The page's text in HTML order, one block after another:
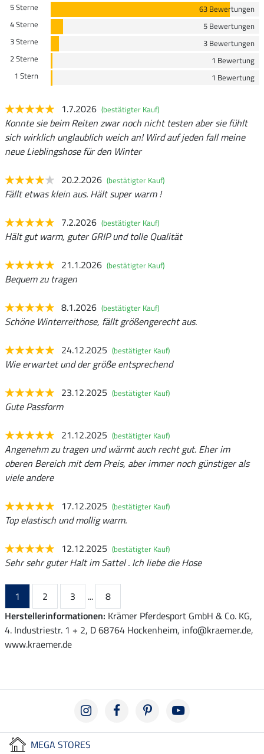
5 Sterne
63 Bewertungen
4 Sterne
5 Bewertungen
3 Sterne
3 Bewertungen
2 Sterne
1 Bewertung
1 Stern
1 Bewertung
1.7.2026 (bestätigter Kauf)
Konnte sie beim Reiten zwar noch nicht testen aber sie fühlt
sich wirklich unglaublich weich an! Wird auf jeden fall meine
neue Lieblingshose für den Winter
20.2.2026 (bestätigter Kauf)
Fällt etwas klein aus. Hält super warm !
7.2.2026 (bestätigter Kauf)
Hält gut warm, guter GRIP und tolle Qualität
21.1.2026 (bestätigter Kauf)
Bequem zu tragen
8.1.2026 (bestätigter Kauf)
Schöne Winterreithose, fällt größengerecht aus.
24.12.2025 (bestätigter Kauf)
Wie erwartet und der größe entsprechend
23.12.2025 (bestätigter Kauf)
Gute Passform
21.12.2025 (bestätigter Kauf)
Angenehm zu tragen und wärmt auch recht gut. Eher im
oberen Bereich mit dem Preis, aber immer noch günstiger als
viele andere
17.12.2025 (bestätigter Kauf)
Top elastisch und mollig warm.
12.12.2025 (bestätigter Kauf)
Sehr sehr guter Halt im Sattel . Ich liebe die Hose
1 2 3 ...
8
Herstellerinformationen: Krämer Pferdesport GmbH & Co. KG,
4. Industriestr. 1 + 2, D 68764 Hockenheim, info@kraemer.de,
www.kraemer.de
MEGA STORES